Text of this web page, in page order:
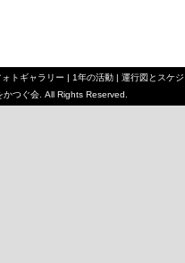
ォトギャラリー | 1年の活動 | 運行図とスケ
つぐ会. All Rights Reserved.